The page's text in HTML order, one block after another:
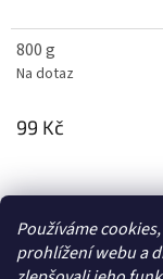
Používáme
prohlížení webu a
800 g
Na dotaz
99 Kč